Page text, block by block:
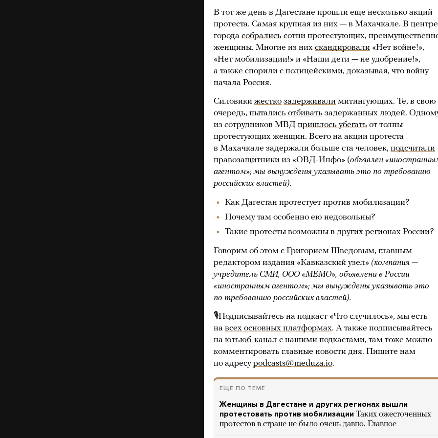
В тот же день в Дагестане прошли еще несколько акций
протеста. Самая крупная из них — в Махачкале. В центре
города собрались сотни протестующих,
женщины. Многие из них скандировали «Нет войне!»,
«Нет мобилизации!» и «Наши дети — не удобрение!»,
а также спорили с полицейскими, доказывая, что войну
начала Россия.
Силовики жестко задерживали митингующих. Те, в свою
очередь, пытались отбивать задержанных людей.
из сотрудников МВД пришлось убегать от толпы
протестующих женщин. Всего на акции протеста
в Махачкале задержали больше ста человек, подсчитали
правозащитники из «ОВД-Инфо» (объявлен
агентом»; мы вынуждены указывать это по требованию
российских властей).
Как Дагестан протестует против мобилизации?
Почему там особенно ею недовольны?
Такие протесты возможны в других регионах России?
Говорим об этом с Григорием Шведовым, главным
редактором издания «Кавказский узел» (компания —
учредитель СМИ, ООО «МЕМО», объявлена в России
«иностранным агентом»; мы вынуждены указывать это
по требованию российских властей).
🎙Подписывайтесь на подкаст «Что случилось», мы есть
на всех основных платформах. А также подписывайтесь
на ютьюб-канал с нашими подкастами, там тоже можно
комментировать главные новости дня. Пишите нам
по адресуpodcasts@meduza.io.
ЕЩЕ ПО ТЕМЕ
Женщины в Дагестане и других регионах вышли
протестовать против мобилизации Таких ожесточенных
протестов в стране не было очень давно. Главное